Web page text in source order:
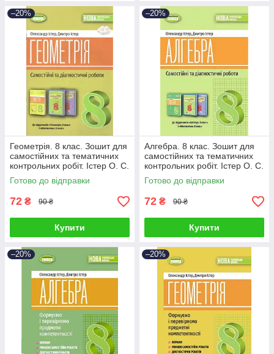
–20%
Геометрія. 8 клас. Зошит для
самостійних та тематичних
контрольних робіт. Істер О. С.
Готово до відправки
72 ₴ 90 ₴
Купити
–20%
Алгебра. 8 клас. Зошит для
самостійних та тематичних
контрольних робіт. Істер О. С.
Готово до відправки
72 ₴ 90 ₴
Купити
–20% –20%